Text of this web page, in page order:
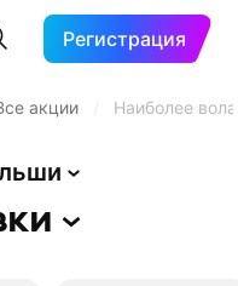
Регистрация
акции Наиболее